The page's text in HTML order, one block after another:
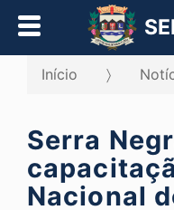
Início
Serra
Nacional